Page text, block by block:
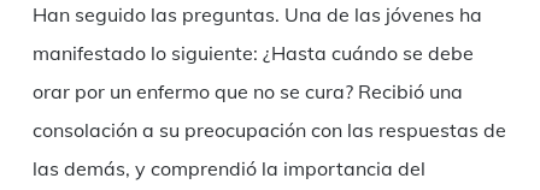
Han seguido las preguntas. Una de las jóvenes ha
manifestado lo siguiente: ¿Hasta cuándo se debe
orar por un enfermo que no se cura? Recibió una
consolación a su preocupación con las respuestas de
las demás, y comprendió la importancia del